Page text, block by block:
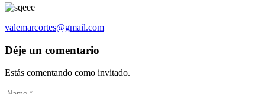
valemarcortes@gmail.com
Déje un comentario
Estás comentando como invitado.